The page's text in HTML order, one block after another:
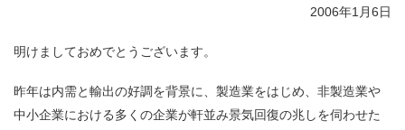
2006年1月6日
明けましておめでとうございます。
昨年は内需と輸出の好調を背景に、製造業をはじめ、非製造業や
中小企業における多くの企業が軒並み景気回復の兆しを伺わせた